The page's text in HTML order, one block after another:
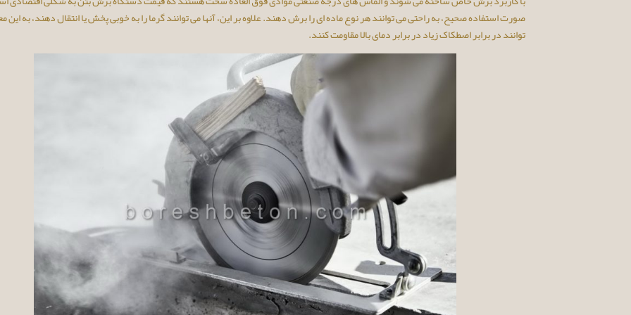
صورت استفاده صحیح، به راحتی می توانند هر نوع ماده ای را برش دهند. علاوه بر این، آنها می توانند گرما را به خوبی پخش یا انتقال دهند، به این
توانند در برابر اصطکاک زیاد در برابر دمای بالا مقاومت کنند.